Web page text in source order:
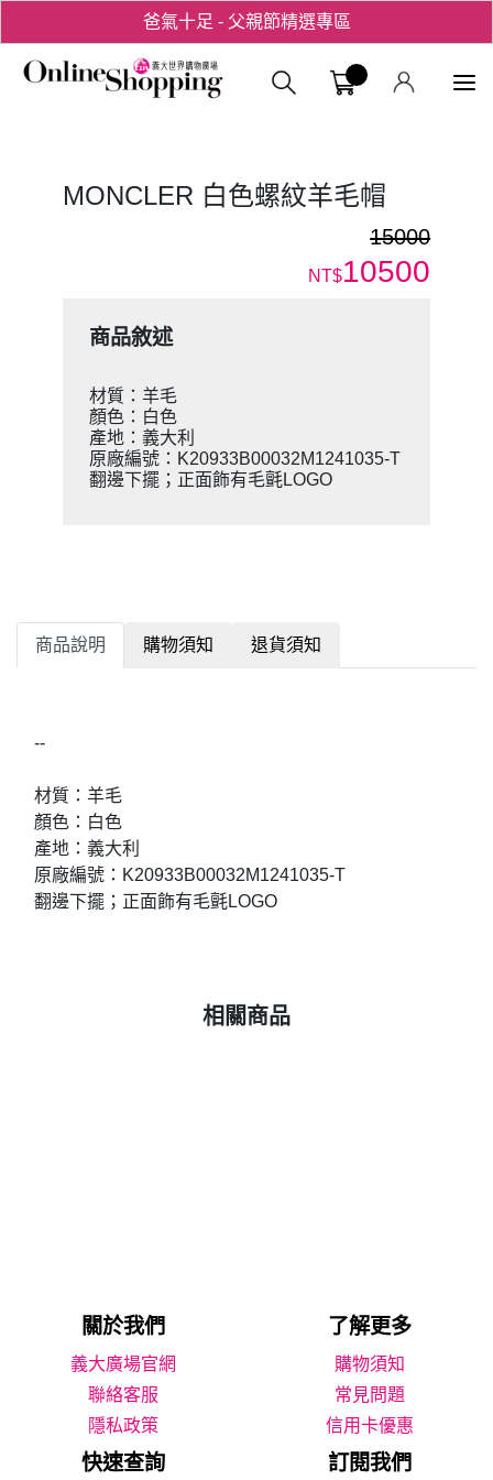
爸氣十足 - 父親節精選專區
用心愛你！七夕星選禮遇！義大購物
MONCLER 白色螺紋羊毛帽
15000
NT$10500
商品敘述
材質：羊毛
顏色：白色
產地：義大利
原廠編號：K20933B00032M1241035-T
翻邊下擺；正面飾有毛氈LOGO
商品說明 購物須知 退貨須知
--
材質：羊毛
顏色：白色
產地：義大利
原廠編號：K20933B00032M1241035-T
翻邊下擺；正面飾有毛氈LOGO
相關商品
關於我們 了解更多
義大廣場官網
購物須知
聯絡客服
常見問題
隱私政策
信用卡優惠
快速查詢 訂閱我們